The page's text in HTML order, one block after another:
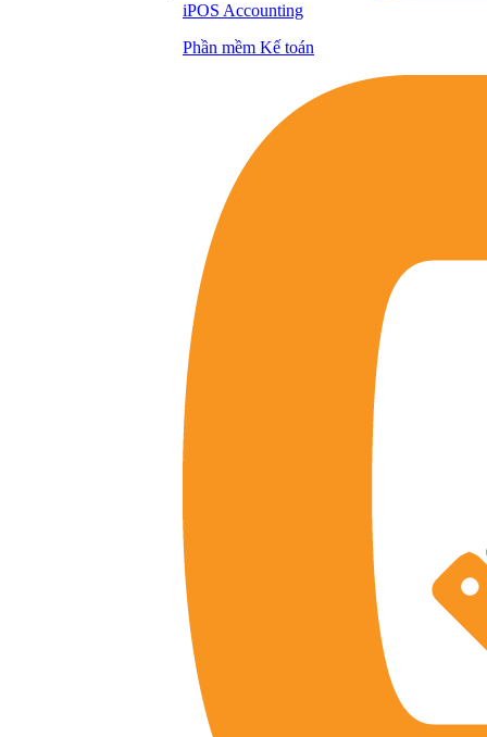
iPOS Accounting
Phần mềm Kế toán